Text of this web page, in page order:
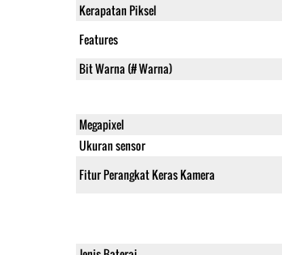
Kerapatan Piksel
Features
Bit Warna (# Warna)
Megapixel
Ukuran sensor
Fitur Perangkat Keras Kamera